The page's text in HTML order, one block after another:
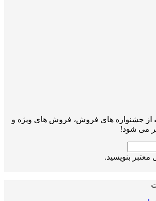
از جشنواره های فروش، فروش های ویژه و
می شود!
معتبر بنویسید.